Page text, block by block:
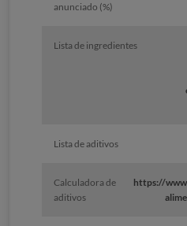
anunciado (%)
Lista de ingredientes
Lista de aditivos
Calculadora de
aditivos
https://